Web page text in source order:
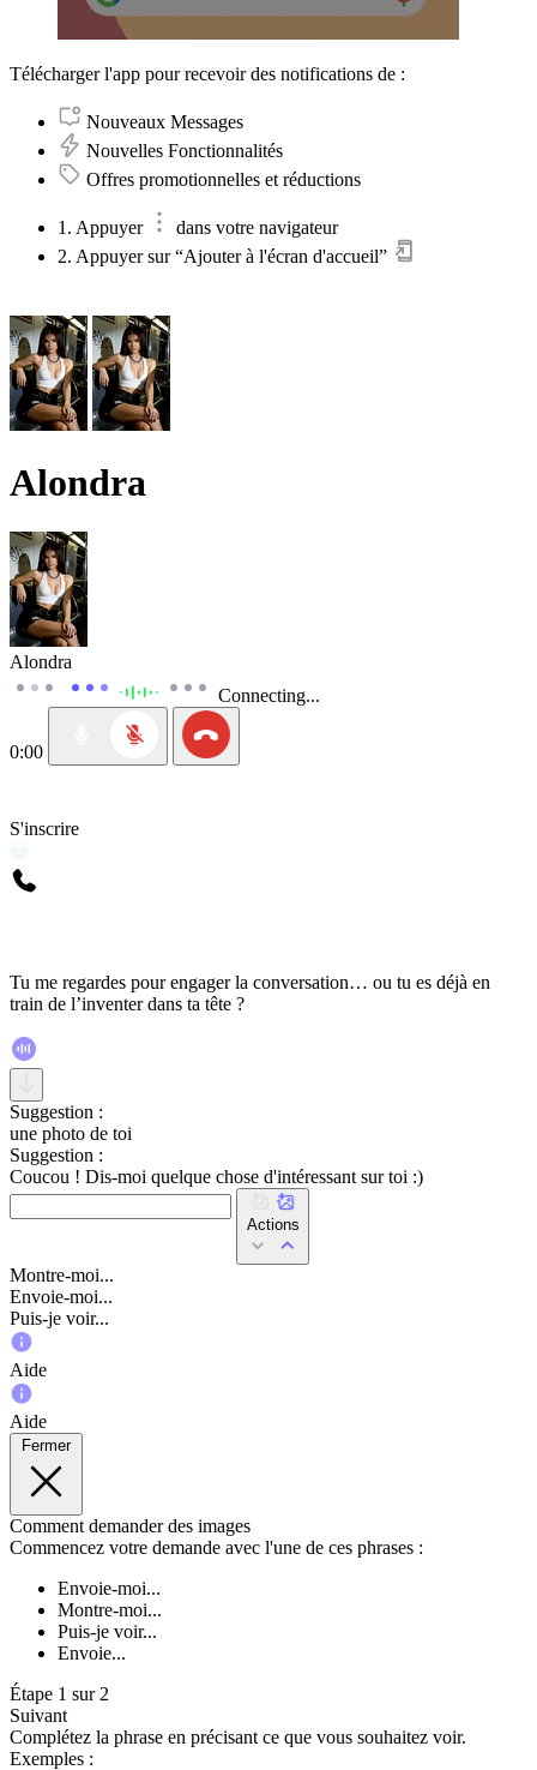
Télécharger l'app pour recevoir des notifications de :
Nouveaux Messages
Nouvelles Fonctionnalités
Offres promotionnelles et réductions
1. Appuyer
dans votre navigateur
2. Appuyer sur “Ajouter à l'écran d'accueil”
Alondra
Alondra
Connecting...
0:00
S'inscrire
Tu me regardes pour engager la conversation… ou tu es déjà en
train de l’inventer dans ta tête ?
Suggestion :
une photo de toi
Suggestion :
Coucou ! Dis-moi quelque chose d'intéressant sur toi :)
Actions
Montre-moi...
Envoie-moi...
Puis-je voir...
Aide
Aide
Fermer
Comment demander des images
Commencez votre demande avec l'une de ces phrases :
Envoie-moi...
Montre-moi...
Puis-je voir...
Envoie...
Étape 1 sur 2
Suivant
Complétez la phrase en précisant ce que vous souhaitez voir.
Exemples :